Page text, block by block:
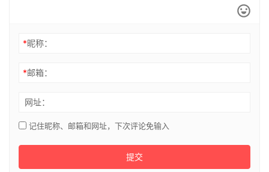
*昵称：
*邮箱：
网址：
记住昵称、邮箱和网址，下次评论免输入
提交